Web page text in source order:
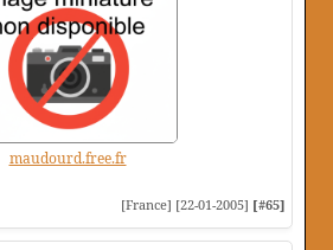
maudourd.free.fr
[France] [22-01-2005] [#65]